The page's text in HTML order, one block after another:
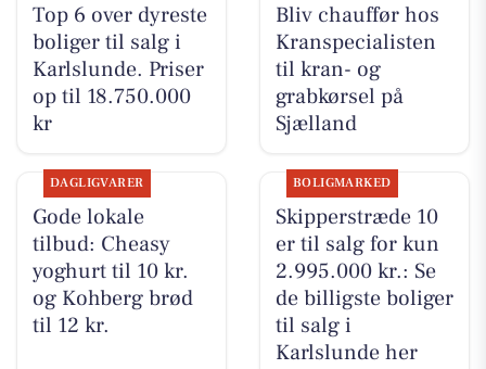
Top 6 over dyreste
boliger til salg i
Karlslunde. Priser
op til 18.750.000
kr
Bliv chauffør hos
Kranspecialisten
til kran- og
grabkørsel på
Sjælland
DAGLIGVARER
Gode lokale
tilbud: Cheasy
yoghurt til 10 kr.
og Kohberg brød
til 12 kr.
BOLIGMARKED
Skipperstræde 10
er til salg for kun
2.995.000 kr.: Se
de billigste boliger
til salg i
Karlslunde her